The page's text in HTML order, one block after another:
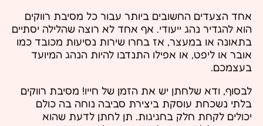
אחד הצעדים החשובים ביותר עבור כל מסיבת רווקים
הוא להגדיר נהג ייעודי. אף אחד לא רוצה שהלילה יסתיים
בתאונה או במעצר, אז בחרו שירות נסיעות מכובד כמו
אובר או ליפט, או אפילו התנדבו להיות הנהג המיועד
בעצמכם.
לבסוף, ודא שלחתן יש את הזמן של חייו! מסיבת רווקים
בלתי נשכחת עוסקת ביצירת סביבה נוחה בה כולם
יכולים לקחת חלק בחגיגות. תן לחתן לדעת שהוא